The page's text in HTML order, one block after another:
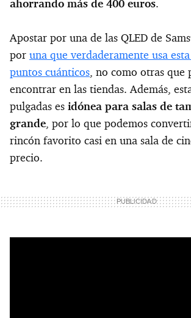
ahorrando más de 400 euros.
Apostar por una de las QLED de
por una que verdaderamente usa
puntos cuánticos, no como otras que
encontrar en las tiendas. Además,
pulgadas es idónea para salas de
grande, por lo que podemos
rincón favorito casi en una sala de
precio.